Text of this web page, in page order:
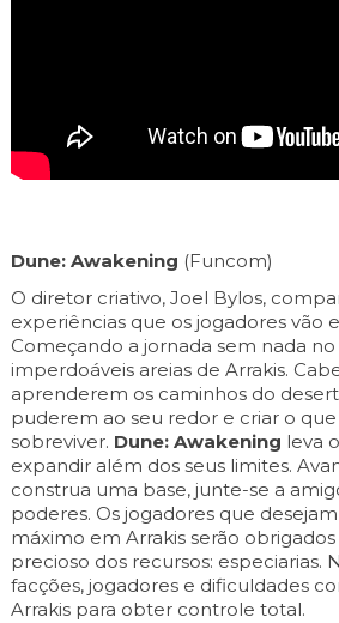
Dune: Awakening (Funcom)
O diretor criativo, Joel Bylos,
experiências que os jogadores vão
Começando a jornada sem nada
imperdoáveis areias de Arrakis.
aprenderem os caminhos do
puderem ao seu redor e criar o
sobreviver. Dune: Awakening leva
expandir além dos seus limites.
construa uma base, junte-se a
poderes. Os jogadores que
máximo em Arrakis serão
precioso dos recursos: especiarias.
facções, jogadores e dificuldades
Arrakis para obter controle total.